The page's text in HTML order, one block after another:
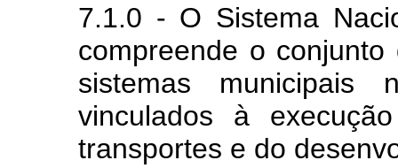
7.1.0 - O Sistema
compreende o
sistemas municipais
vinculados à
transportes e do